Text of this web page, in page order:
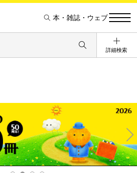
本・雑誌・ウェブ
詳細検索
Ne
xt